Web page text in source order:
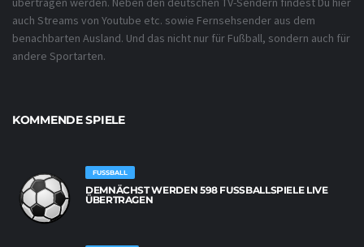
auch Streams von Youtube etc. sowie Fernsehsender aus dem
benachbarten Ausland. Und das nicht nur für Fußball, sondern auch für
andere Sportarten.
KOMMENDE SPIELE
FUSSBALL
DEMNÄCHST WERDEN 598 FUSSBALLSPIELE LIVE Ü
BERTRAGEN